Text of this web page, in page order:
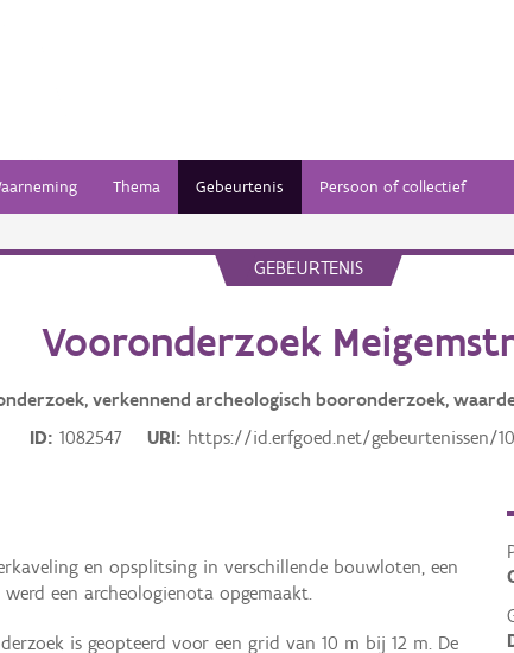
Thema Gebeurtenis Persoon of collectief
GEBEURTENIS
Vooronderzoek
verkennend archeologisch booronderzoek,
ID
1082547 URI https://id.erfgoed.net/gebeurtenissen/
en opsplitsing in verschillende bouwloten, een
een archeologienota opgemaakt.
is geopteerd voor een grid van 10 m bij 12 m. De